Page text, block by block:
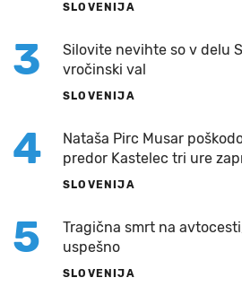
SLOVENIJA
3
Silovite nevihte so v delu
vročinski val
SLOVENIJA
4
Nataša Pirc Musar
predor Kastelec tri ure
SLOVENIJA
5
Tragična smrt na
uspešno
SLOVENIJA